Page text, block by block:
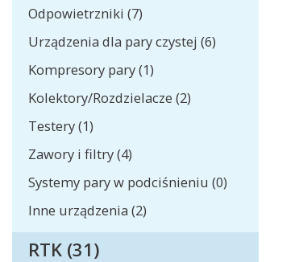
Odpowietrzniki (7)
Urządzenia dla pary czystej (6)
Kompresory pary (1)
Kolektory/Rozdzielacze (2)
Testery (1)
Zawory i filtry (4)
Systemy pary w podciśnieniu (0)
Inne urządzenia (2)
RTK (31)